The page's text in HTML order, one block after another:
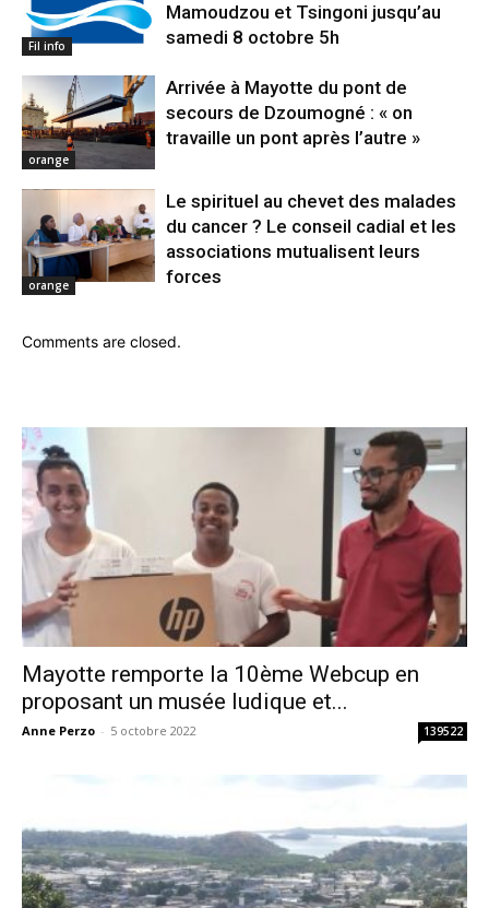
Fil info
Mamoudzou et Tsingoni jusqu’au
samedi 8 octobre 5h
orange
Arrivée à Mayotte du pont de
secours de Dzoumogné : « on
travaille un pont après l’autre »
orange
Le spirituel au chevet des malades
du cancer ? Le conseil cadial et les
associations mutualisent leurs
forces
Comments are closed.
Mayotte remporte la 10ème Webcup en
proposant un musée ludique et...
Anne Perzo - 5 octobre 2022 139522